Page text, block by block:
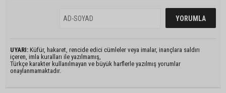
UYARI: Küfür, hakaret, rencide edici cümleler veya imalar, inançlara saldırı
içeren, imla kuralları ile yazılmamış,
Türkçe karakter kullanılmayan ve büyük harflerle yazılmış yorumlar
onaylanmamaktadır.